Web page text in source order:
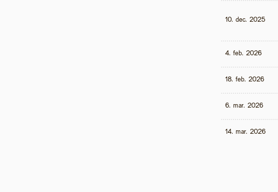
10. dec. 2025
4. feb. 2026
18. feb. 2026
6. mar. 2026
14. mar. 2026